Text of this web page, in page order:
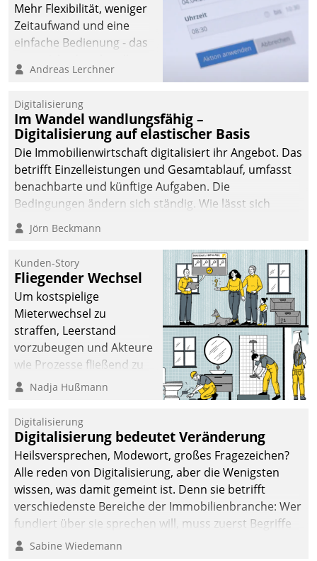
Mehr Flexibilität, weniger
Zeitaufwand und eine
einfache Bedienung - das
Cockpit für mobile
Datatrain. Die meravis
Wohnungsbau- und
Immobilien GmbH hat
sich dabei für den Betrieb
der Lösung über die SAP
Cloud Platform
entschieden - als erstes
Unternehmen am
Andreas Lerchner
Digitalisierung
Im Wandel wandlungsfähig –
Digitalisierung auf elastischer Basis
Die Immobilienwirtschaft digitalisiert ihr Angebot. Das
betrifft Einzelleistungen und Gesamtablauf, umfasst
benachbarte und künftige Aufgaben. Die
Bedingungen ändern sich ständig. Wie lässt sich
technisch die Kontrolle wahren und zugleich Freiraum
fürs Wachsen öffnen?
Jörn Beckmann
Kunden-Story
Fliegender Wechsel
Um kostspielige
Mieterwechsel zu
straffen, Leerstand
vorzubeugen und Akteure
wie Prozesse fließend zu
vernetzen, nutzt die
Jahresbeginn eine
Überblick, Einsicht und
Eingriff bietende Lösung.
Zur Entwicklung setzte
man auf
Cloudtechnologie,
bewährte und Startup-
agile Projektmethoden.
Nadja Hußmann
Digitalisierung
Digitalisierung bedeutet Veränderung
Heilsversprechen, Modewort, großes Fragezeichen?
Alle reden von Digitalisierung, aber die Wenigsten
wissen, was damit gemeint ist. Denn sie betrifft
verschiedenste Bereiche der Immobilienbranche: Wer
fundiert über sie sprechen will, muss zuerst Begriffe
klären. Ein Aspekt ist die betriebliche Optimierung:
Sabine Wiedemann